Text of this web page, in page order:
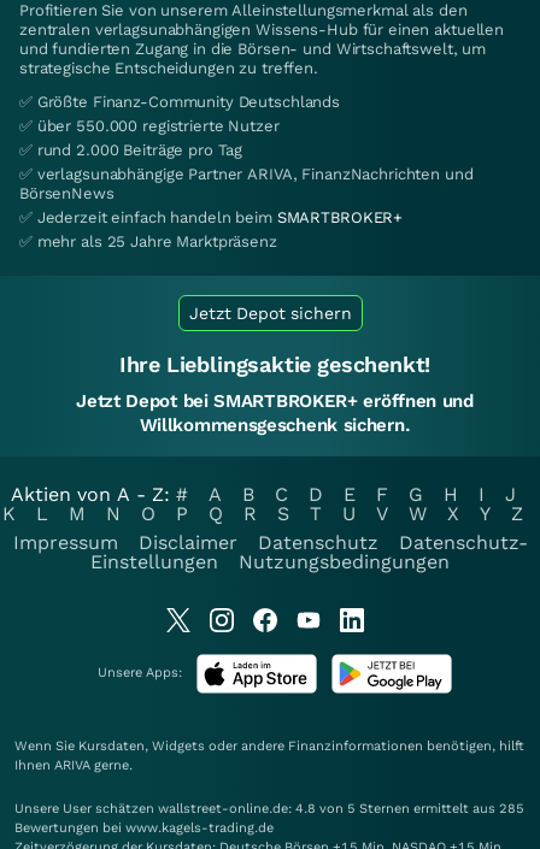
Profitieren Sie von unserem Alleinstellungsmerkmal als den
zentralen verlagsunabhängigen Wissens-Hub für einen aktuellen
und fundierten Zugang in die Börsen- und Wirtschaftswelt, um
strategische Entscheidungen zu treffen.
✅ Größte Finanz-Community Deutschlands
✅ über 550.000 registrierte Nutzer
✅ rund 2.000 Beiträge pro Tag
✅ verlagsunabhängige Partner ARIVA, FinanzNachrichten und
BörsenNews
✅ Jederzeit einfach handeln beim SMARTBROKER+
✅ mehr als 25 Jahre Marktpräsenz
Jetzt Depot sichern
Ihre Lieblingsaktie geschenkt!
Jetzt Depot bei SMARTBROKER+ eröffnen und
Willkommensgeschenk sichern.
Aktien von A - Z: # A B C D E F G H I
J
K
L M N O P Q R S T U V W X Y
Z
Impressum
Disclaimer Datenschutz
Datenschutz-
Einstellungen
Nutzungsbedingungen
Unsere Apps:
Wenn Sie Kursdaten, Widgets oder andere Finanzinformationen benötigen, hilft
Ihnen ARIVA gerne.
Unsere User schätzen wallstreet-online.de: 4.8 von 5 Sternen ermittelt aus 285
Bewertungen bei www.kagels-trading.de